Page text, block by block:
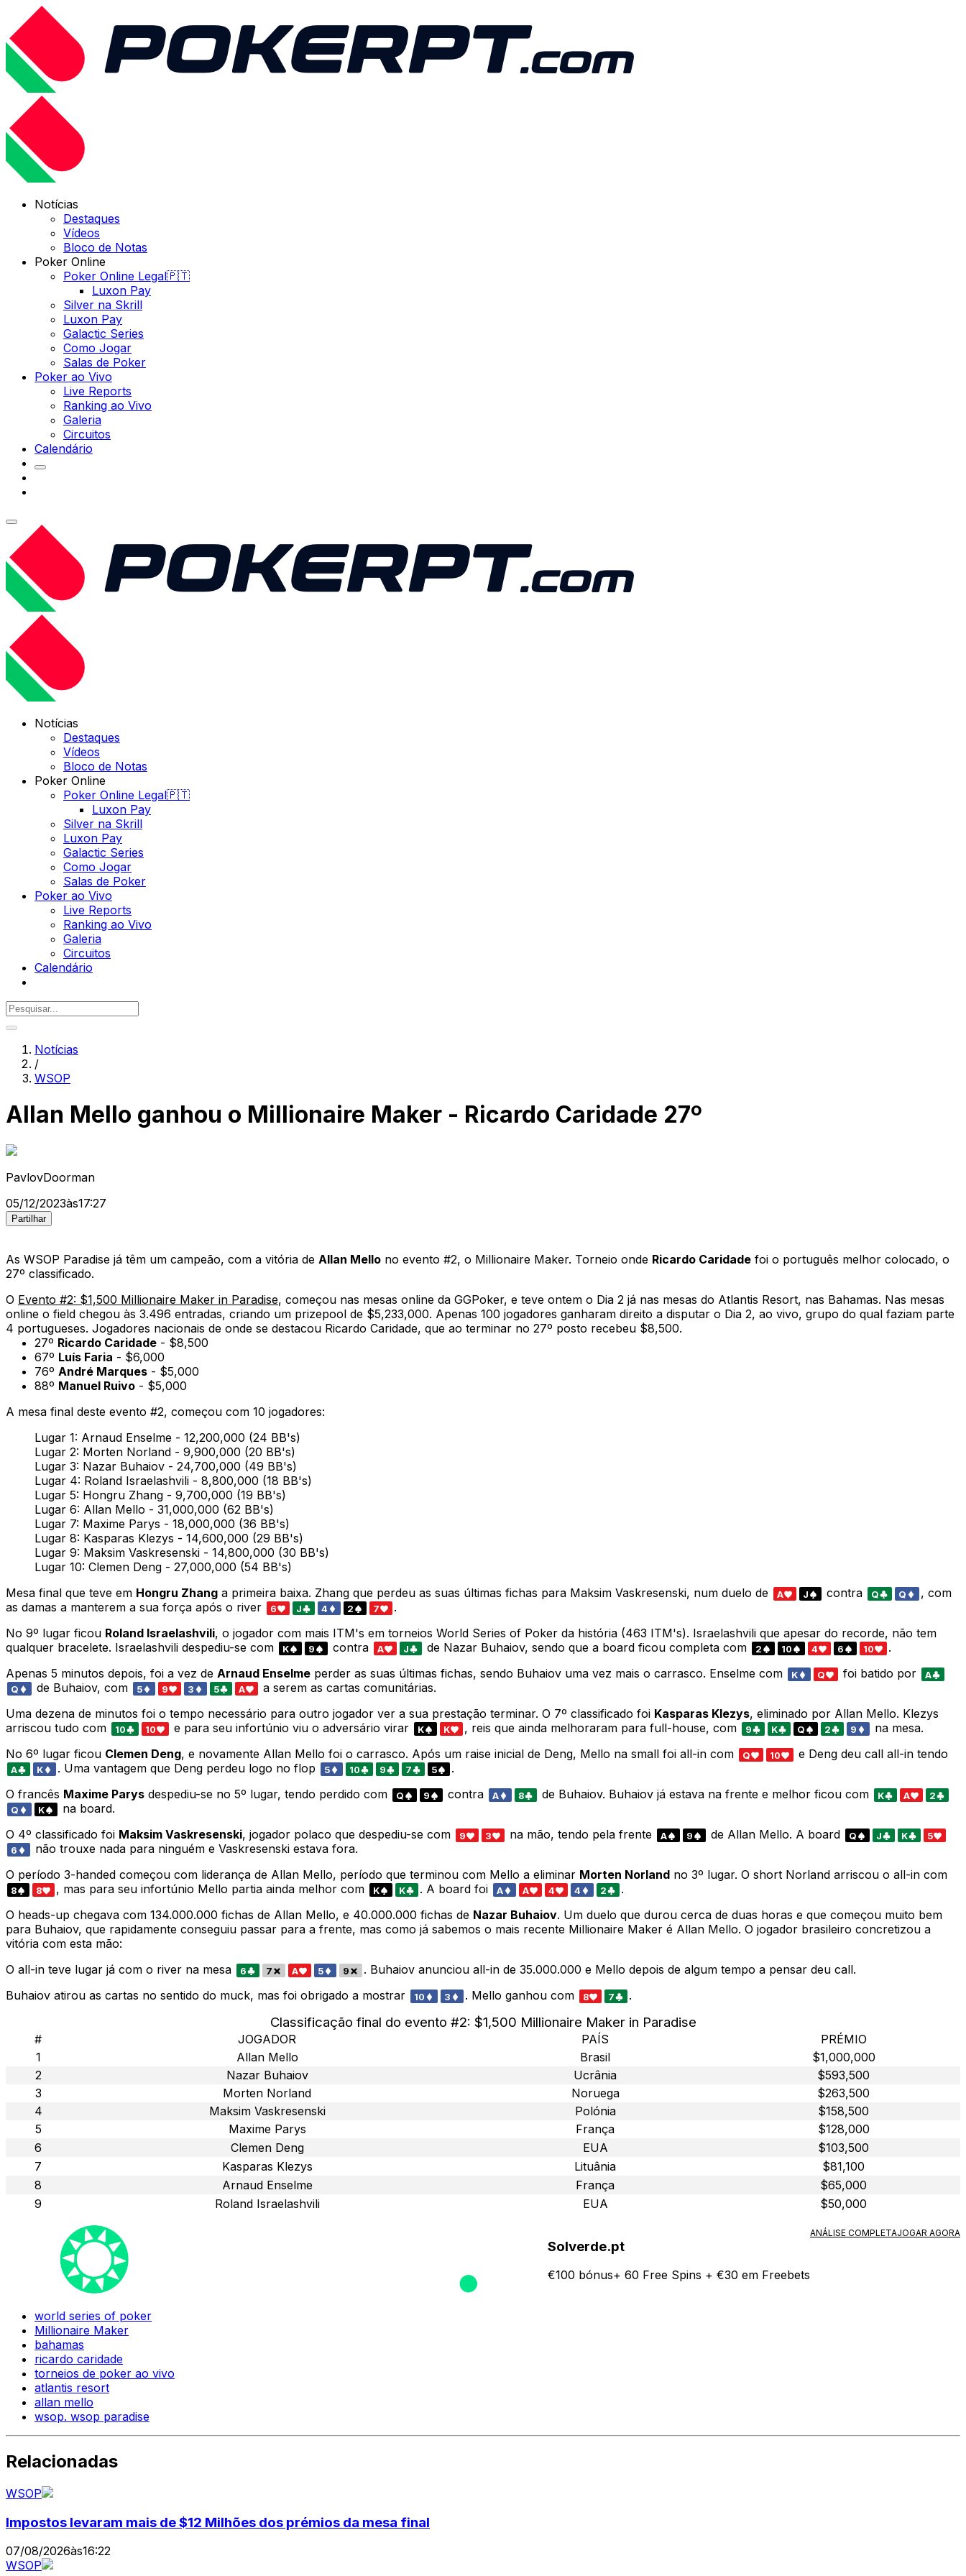
Notícias
Destaques
Vídeos
Bloco de Notas
Poker Online
Poker Online Legal🇵🇹
Luxon Pay
Silver na Skrill
Luxon Pay
Galactic Series
Como Jogar
Salas de Poker
Poker ao Vivo
Live Reports
Ranking ao Vivo
Galeria
Circuitos
Calendário
Notícias
Destaques
Vídeos
Bloco de Notas
Poker Online
Poker Online Legal🇵🇹
Luxon Pay
Silver na Skrill
Luxon Pay
Galactic Series
Como Jogar
Salas de Poker
Poker ao Vivo
Live Reports
Ranking ao Vivo
Galeria
Circuitos
Calendário
Notícias
/
WSOP
Allan Mello ganhou o Millionaire Maker - Ricardo Caridade 27º
PavlovDoorman
05/12/2023às17:27
Partilhar
As WSOP Paradise já têm um campeão, com a vitória de Allan Mello no evento #2, o Millionaire Maker. Torneio onde Ricardo Caridade foi o português melhor colocado, o
27º classificado.
O Evento #2: $1,500 Millionaire Maker in Paradise, começou nas mesas online da GGPoker, e teve ontem o Dia 2 já nas mesas do Atlantis Resort, nas Bahamas. Nas mesas
online o field chegou às 3.496 entradas, criando um prizepool de $5,233,000. Apenas 100 jogadores ganharam direito a disputar o Dia 2, ao vivo, grupo do qual faziam parte
4 portugueses. Jogadores nacionais de onde se destacou Ricardo Caridade, que ao terminar no 27º posto recebeu $8,500.
27º Ricardo Caridade - $8,500
67º Luís Faria - $6,000
76º André Marques - $5,000
88º Manuel Ruivo - $5,000
A mesa final deste evento #2, começou com 10 jogadores:
Lugar 1: Arnaud Enselme - 12,200,000 (24 BB's)
Lugar 2: Morten Norland - 9,900,000 (20 BB's)
Lugar 3: Nazar Buhaiov - 24,700,000 (49 BB's)
Lugar 4: Roland Israelashvili - 8,800,000 (18 BB's)
Lugar 5: Hongru Zhang - 9,700,000 (19 BB's)
Lugar 6: Allan Mello - 31,000,000 (62 BB's)
Lugar 7: Maxime Parys - 18,000,000 (36 BB's)
Lugar 8: Kasparas Klezys - 14,600,000 (29 BB's)
Lugar 9: Maksim Vaskresenski - 14,800,000 (30 BB's)
Lugar 10: Clemen Deng - 27,000,000 (54 BB's)
Mesa final que teve em Hongru Zhang a primeira baixa. Zhang que perdeu as suas últimas fichas para Maksim Vaskresenski, num duelo de A J contra Q Q
, com
as damas a manterem a sua força após o river
6 J 4 2 7
.
No 9º lugar ficou Roland Israelashvili, o jogador com mais ITM's em torneios World Series of Poker da história (463 ITM's). Israelashvili que apesar do recorde, não tem
qualquer bracelete. Israelashvili despediu-se com
K 9 contra A J de Nazar Buhaiov, sendo que a board ficou completa com 2 10 4 6 10
.
Apenas 5 minutos depois, foi a vez de Arnaud Enselme perder as suas últimas fichas, sendo Buhaiov uma vez mais o carrasco. Enselme com K Q foi batido por
A
Q
de Buhaiov, com 5 9 3 5 A
a serem as cartas comunitárias.
Uma dezena de minutos foi o tempo necessário para outro jogador ver a sua prestação terminar. O 7º classificado foi Kasparas Klezys, eliminado por Allan Mello. Klezys
arriscou tudo com
10 10 e para seu infortúnio viu o adversário virar K K , reis que ainda melhoraram para full-house, com 9 K Q 2 9
na mesa.
No 6º lugar ficou Clemen Deng, e novamente Allan Mello foi o carrasco. Após um raise inicial de Deng, Mello na small foi all-in com Q 10 e Deng deu call all-in tendo
A K . Uma vantagem que Deng perdeu logo no flop 5 10 9 7 5
.
O francês Maxime Parys despediu-se no 5º lugar, tendo perdido com Q 9 contra A 8 de Buhaiov. Buhaiov já estava na frente e melhor ficou com K A
2
Q
K
na board.
O 4º classificado foi Maksim Vaskresenski, jogador polaco que despediu-se com 9 3 na mão, tendo pela frente A 9 de Allan Mello. A board Q J K
5
6
não trouxe nada para ninguém e Vaskresenski estava fora.
O período 3-handed começou com liderança de Allan Mello, período que terminou com Mello a eliminar Morten Norland no 3º lugar. O short Norland arriscou o all-in com
8 8 , mas para seu infortúnio Mello partia ainda melhor com K K . A board foi A A 4 4 2
.
O heads-up chegava com 134.000.000 fichas de Allan Mello, e 40.000.000 fichas de Nazar Buhaiov. Um duelo que durou cerca de duas horas e que começou muito bem
para Buhaiov, que rapidamente conseguiu passar para a frente, mas como já sabemos o mais recente Millionaire Maker é Allan Mello. O jogador brasileiro concretizou a
vitória com esta mão:
O all-in teve lugar já com o river na mesa
6 7 A 5 9
. Buhaiov anunciou all-in de 35.000.000 e Mello depois de algum tempo a pensar deu call.
Buhaiov atirou as cartas no sentido do muck, mas foi obrigado a mostrar
10 3 . Mello ganhou com 8 7 .
Classificação final do evento #2: $1,500 Millionaire Maker in Paradise
# JOGADOR PAÍS
PRÉMIO
1
Allan Mello Brasil
$1,000,000
2
Nazar Buhaiov Ucrânia
$593,500
3
Morten Norland Noruega
$263,500
4
Maksim Vaskresenski Polónia
$158,500
5
Maxime Parys França
$128,000
6
Clemen Deng EUA
$103,500
7
Kasparas Klezys Lituânia
$81,100
8
Arnaud Enselme França
$65,000
9
Roland Israelashvili EUA $50,000
Solverde.pt
€100 bónus+ 60 Free Spins + €30 em Freebets
ANÁLISE COMPLETAJOGAR AGORA
world series of poker
Millionaire Maker
bahamas
ricardo caridade
torneios de poker ao vivo
atlantis resort
allan mello
wsop. wsop paradise
Relacionadas
WSOP
Impostos levaram mais de $12 Milhões dos prémios da mesa final
07/08/2026às16:22
WSOP